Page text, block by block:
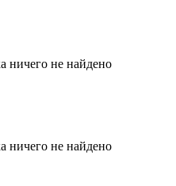
ничего не найдено
ничего не найдено